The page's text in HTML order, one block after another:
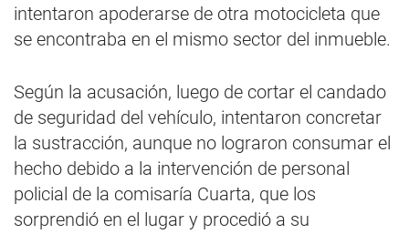
intentaron apoderarse de otra motocicleta que
se encontraba en el mismo sector del inmueble.
Según la acusación, luego de cortar el candado
de seguridad del vehículo, intentaron concretar
la sustracción, aunque no lograron consumar el
hecho debido a la intervención de personal
policial de la comisaría Cuarta, que los
sorprendió en el lugar y procedió a su